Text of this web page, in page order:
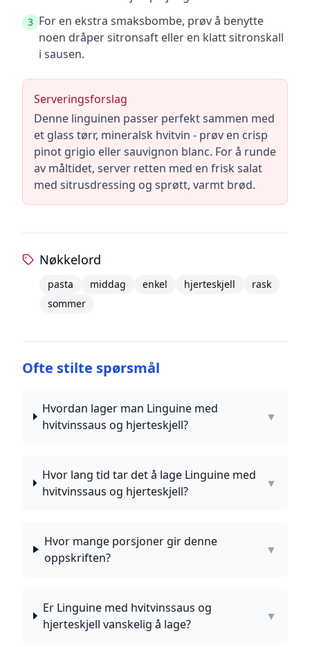
3 For en ekstra smaksbombe, prøv å benytte
noen dråper sitronsaft eller en klatt sitronskall
i sausen.
Serveringsforslag
Denne linguinen passer perfekt sammen med
et glass tørr, mineralsk hvitvin - prøv en crisp
pinot grigio eller sauvignon blanc. For å runde
av måltidet, server retten med en frisk salat
med sitrusdressing og sprøtt, varmt brød.
Nøkkelord
pasta middag enkel hjerteskjell
rask
sommer
Ofte stilte spørsmål
Hvordan lager man Linguine med
hvitvinssaus og hjerteskjell?
▼
Hvor lang tid tar det å lage Linguine med
hvitvinssaus og hjerteskjell?
▼
Hvor mange porsjoner gir denne
oppskriften?
▼
Er Linguine med hvitvinssaus og
hjerteskjell vanskelig å lage?
▼